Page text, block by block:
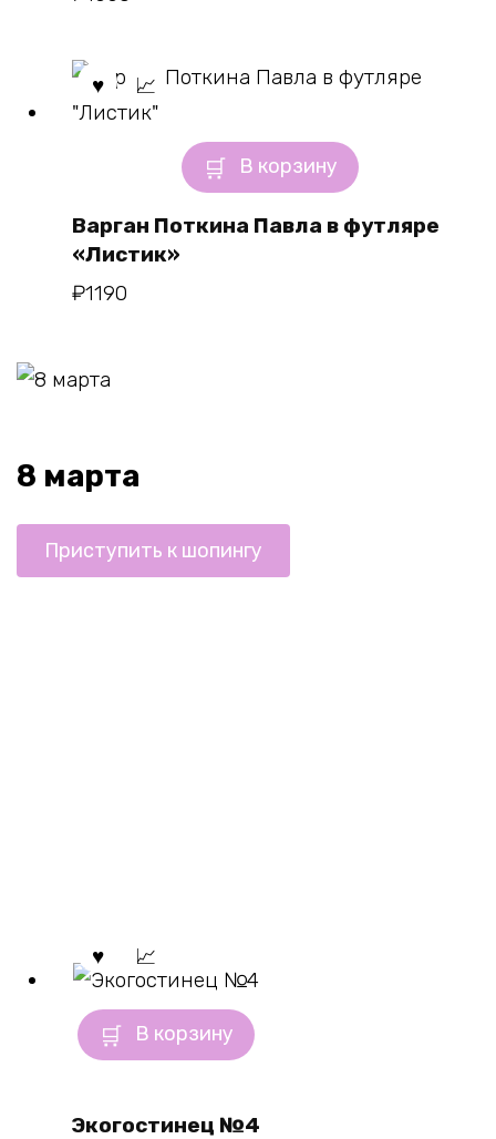
В корзину
Варган Поткина Павла в футляре
«Листик»
₽1190
8 марта
Приступить к шопингу
В корзину
Экогостинец №4